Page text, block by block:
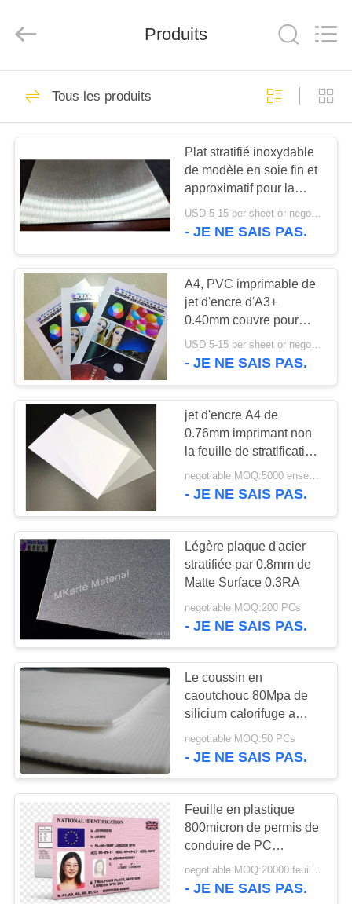
MAISON
PRODUITS
VIDÉOS
PROPOS
DE
NOUS
VISITE
L'USINE
CONTRÔLE
DE
QUALITÉ
NOUS
CONTACTER
NOUVELLES
DEMANDEZ
UN DEVIS
PLAN
DU
SITE
(Tianjin)
Limited.
Reserved.
Matériel de Smart
Matériel de carte de
PVC
70
Feuilles imprimables
de PVC de jet
d'encre
Digital imprimant
des feuilles de PVC
Recouvrement
enduit de PVC
43
Produits
Tous les produits
Plat stratifié inoxydable
de modèle en soie fin et
approximatif pour la
stratification de carte de
PVC
USD 5-15 per sheet or negotiable MOQ:100 PCs
- JE NE SAIS PAS.
A4, PVC imprimable de
jet d'encre d'A3+
0.40mm couvre pour
l'imprimante à jet d'encre
USD 5-15 per sheet or negotiable MOQ:30000 feuilles ou 2 tonnes
- JE NE SAIS PAS.
jet d'encre A4 de
0.76mm imprimant non
la feuille de stratification
pour des cartes
d'identification
negotiable MOQ:5000 ensembles (3 feuilles par ensemble)
- JE NE SAIS PAS.
Légère plaque d'acier
stratifiée par 0.8mm de
Matte Surface 0.3RA
negotiable MOQ:200 PCs
- JE NE SAIS PAS.
Le coussin en
caoutchouc 80Mpa de
silicium calorifuge a
stratifié la protection
negotiable MOQ:50 PCs
- JE NE SAIS PAS.
Feuille en plastique
800micron de permis de
conduire de PC
transparent de
production
negotiable MOQ:20000 feuilles ou 2 tonnes
- JE NE SAIS PAS.